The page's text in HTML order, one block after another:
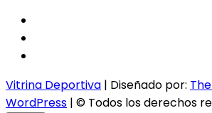
Vitrina Deportiva | Diseñado por:
WordPress | © Todos los derechos